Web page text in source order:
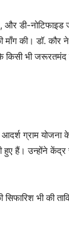
डी-नोटिफाइड
की। डॉ. कौर ने
भी जरूरतमंद
ग्राम
हैं। उन्होंने केंद्र
भी की